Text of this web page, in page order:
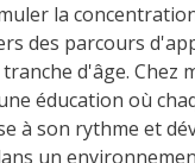
la
des parcours
d'âge. Chez
éducation où
à son rythme et
un